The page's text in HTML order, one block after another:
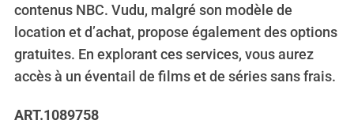
contenus NBC. Vudu, malgré son modèle de
location et d’achat, propose également des options
gratuites. En explorant ces services, vous aurez
accès à un éventail de films et de séries sans frais.
ART.1089758